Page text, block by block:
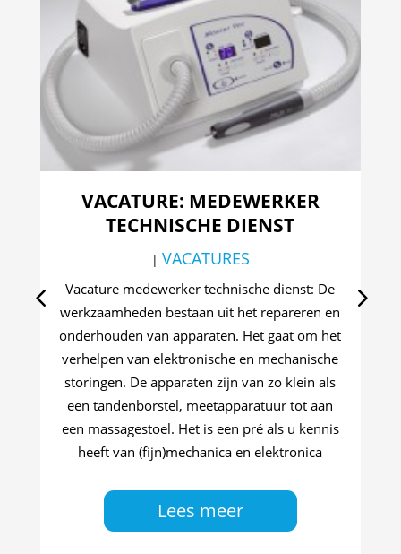
VACATURE: MEDEWERKER
TECHNISCHE DIENST
| VACATURES
Vacature medewerker technische dienst: De
werkzaamheden bestaan uit het repareren en
onderhouden van apparaten. Het gaat om het
verhelpen van elektronische en mechanische
storingen. De apparaten zijn van zo klein als
een tandenborstel, meetapparatuur tot aan
een massagestoel. Het is een pré als u kennis
heeft van (fijn)mechanica en elektronica
Lees meer